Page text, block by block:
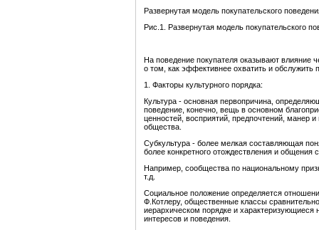
Развернутая модель покупательского
Рис.1. Развернутая модель покупательского
На поведение покупателя оказывают влияние
о том, как эффективнее охватить и обслужить
1. Факторы культурного порядка:
Культура - основная первопричина,
поведение, конечно, вещь в основном
ценностей, восприятий, предпочтений, манер
общества.
Субкультура - более мелкая составляющая
более конкретного отождествления и общения
Например, сообщества по национальному
т.д.
Социальное положение определяется
Ф.Котлеру, общественные классы
иерархическом порядке и
интересов и поведения.